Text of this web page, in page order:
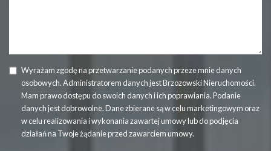
Wyrażam zgodę na przetwarzanie podanych przeze mnie danych
osobowych. Administratorem danych jest Brzozowski Nieruchomości.
Mam prawo dostępu do swoich danych i ich poprawiania. Podanie
danych jest dobrowolne. Dane zbierane są w celu marketingowym oraz
w celu realizowania i wykonania zawartej umowy lub do podjęcia
działań na Twoje żądanie przed zawarciem umowy.